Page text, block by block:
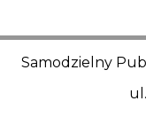
Samodzielny